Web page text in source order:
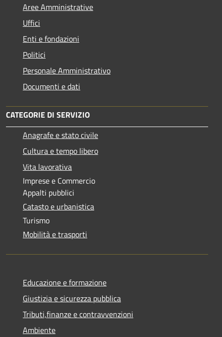
Aree Amministrative
Uffici
Enti e fondazioni
Politici
Personale Amministrativo
Documenti e dati
CATEGORIE DI SERVIZIO
Anagrafe e stato civile
Cultura e tempo libero
Vita lavorativa
Imprese e Commercio
Appalti pubblici
Catasto e urbanistica
Turismo
Mobilità e trasporti
Educazione e formazione
Giustizia e sicurezza pubblica
Tributi,finanze e contravvenzioni
Ambiente